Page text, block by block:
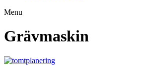
Menu
Grävmaskin